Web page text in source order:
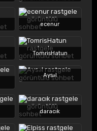
ecenur
TomrisHatun
Aysəl
daracık